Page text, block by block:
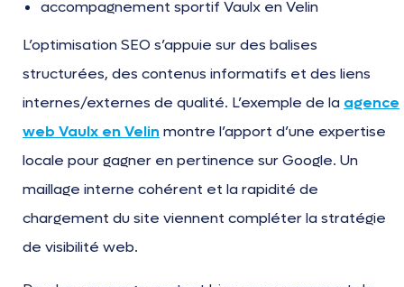
accompagnement sportif Vaulx en Velin
L’optimisation SEO s’appuie sur des balises
structurées, des contenus informatifs et des liens
internes/externes de qualité. L’exemple de la agence
web Vaulx en Velin montre l’apport d’une expertise
locale pour gagner en pertinence sur Google. Un
maillage interne cohérent et la rapidité de
chargement du site viennent compléter la stratégie
de visibilité web.